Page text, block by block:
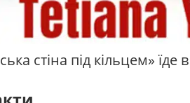
стіна під кільцем»